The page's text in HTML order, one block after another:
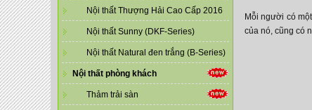
Nội thất Thượng Hải Cao Cấp 2016
Nội thất Sunny (DKF-Series)
Nội thất Natural đen trắng (B-Series)
Nội thất phòng khách
Thảm trải sàn
Mỗi người có
của nó, cũng có